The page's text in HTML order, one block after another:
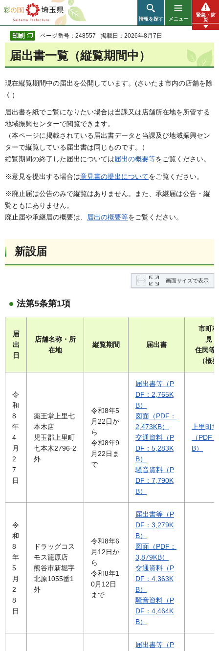
彩の国 埼玉県
情報を探す メニュー
緊急・防
災
ページ番号：248557 掲載日：2026年8月7日
届出書一覧（縦覧期間中）
現在縦覧期間中の届出を公開しています。(さいたま市内の店舗を除
く）
届出書を紙でご覧になりたい場合は当課又は店舗所在地を所管する
地域振興センターで閲覧できます。
（本ページに掲載されている届出書データと当課及び地域振興セン
ターで縦覧している届出書は同じものです。）
縦覧期間の終了した届出については届出の概要等をご覧ください。
※意見を提出する場合は意見書の提出についてをご覧ください。
※廃止届は公告のみで縦覧はありません。また、承継届は公告・縦
覧ともにありません。
廃止届や承継届の概要は、
届出の概要等をご覧ください。
新設届
画面サイズで表示
法第5条第1項
届
出
日
店舗名称・所
在地
縦覧期間 届出書
市町
見・
住民等
（概
令
和
8
年
4
月
2
7
日
薬王堂上里七
本木店
児玉郡上里町
七本木2796-2
外
令和8年5
月22日か
ら
令和8年9
月22日ま
で
届出書等（P
DF：2,765K
B）
図面（PDF：
2,473KB）
交通資料（P
DF：5,283K
B）
騒音資料（P
DF：7,790K
B）
上里町
（PDF
B）
令
和
8
年
5
月
2
8
日
ドラッグコス
モス籠原店
熊谷市新堀字
北原1055番1
外
令和8年6
月12日か
ら
令和8年1
0月12日
まで
届出書等（P
DF：3,279K
B）
図面（PDF：
3,879KB）
交通資料（P
DF：4,363K
B）
騒音資料（P
DF：4,464K
B）
届出書等（P